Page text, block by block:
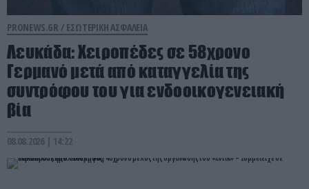
PRONEWS.GR / ΕΣΩΤΕΡΙΚΗ ΑΣΦΑΛΕΙΑ
Λευκάδα: Χειροπέδες σε 58χρονο
Γερμανό μετά από καταγγελία της
συντρόφου του για ενδοοικογενειακή
βία
08.08.2026 | 14:22